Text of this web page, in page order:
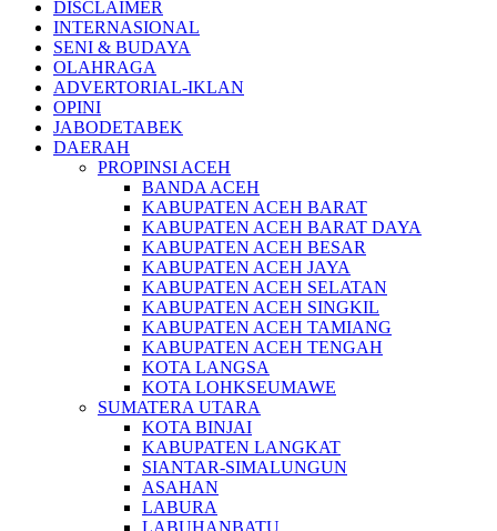
DISCLAIMER
INTERNASIONAL
SENI & BUDAYA
OLAHRAGA
ADVERTORIAL-IKLAN
OPINI
JABODETABEK
DAERAH
PROPINSI ACEH
BANDA ACEH
KABUPATEN ACEH BARAT
KABUPATEN ACEH BARAT DAYA
KABUPATEN ACEH BESAR
KABUPATEN ACEH JAYA
KABUPATEN ACEH SELATAN
KABUPATEN ACEH SINGKIL
KABUPATEN ACEH TAMIANG
KABUPATEN ACEH TENGAH
KOTA LANGSA
KOTA LOHKSEUMAWE
SUMATERA UTARA
KOTA BINJAI
KABUPATEN LANGKAT
SIANTAR-SIMALUNGUN
ASAHAN
LABURA
LABUHANBATU